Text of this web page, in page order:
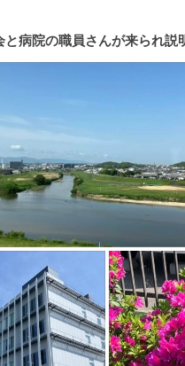
と病院の職員さんが来られ説